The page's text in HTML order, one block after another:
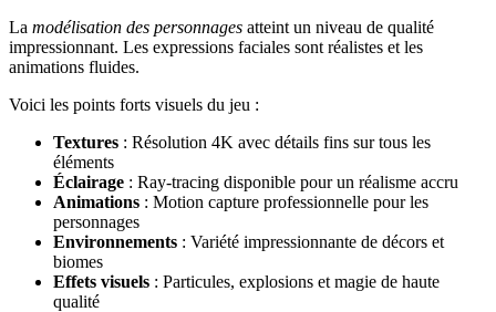
La modélisation des personnages atteint un niveau de qualité
impressionnant. Les expressions faciales sont réalistes et les
animations fluides.
Voici les points forts visuels du jeu :
Textures : Résolution 4K avec détails fins sur tous les
éléments
Éclairage : Ray-tracing disponible pour un réalisme accru
Animations : Motion capture professionnelle pour les
personnages
Environnements : Variété impressionnante de décors et
biomes
Effets visuels : Particules, explosions et magie de haute
qualité